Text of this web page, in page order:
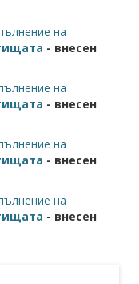
на
- внесен
на
- внесен
на
- внесен
на
- внесен